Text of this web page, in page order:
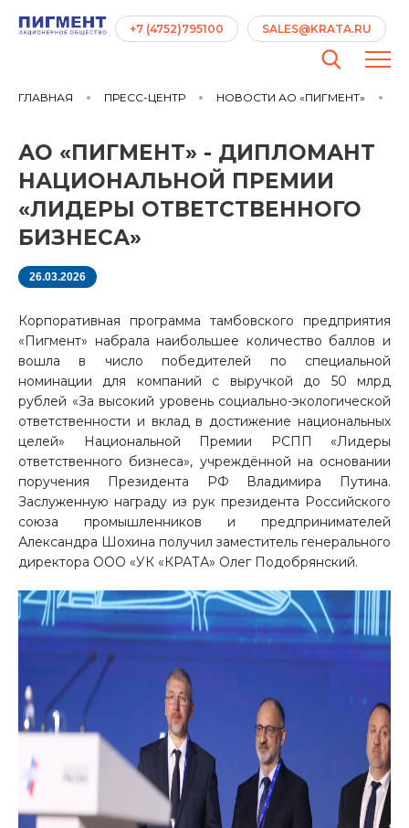
ГЛАВНАЯ ПРЕСС-ЦЕНТР НОВОСТИ АО «ПИГМЕНТ»
АО «ПИГМЕНТ» - ДИПЛОМАНТ
НАЦИОНАЛЬНОЙ ПРЕМИИ
«ЛИДЕРЫ ОТВЕТСТВЕННОГО
БИЗНЕСА»
26.03.2026
Корпоративная программа тамбовского предприятия
«Пигмент» набрала наибольшее количество баллов и
вошла в число победителей по специальной
номинации для компаний с выручкой до 50 млрд
рублей «За высокий уровень социально-экологической
ответственности и вклад в достижение национальных
целей» Национальной Премии РСПП «Лидеры
ответственного бизнеса», учреждённой на основании
поручения Президента РФ Владимира Путина.
Заслуженную награду из рук президента Российского
союза промышленников и предпринимателей
Александра Шохина получил заместитель генерального
директора ООО «УК «КРАТА» Олег Подобрянский.